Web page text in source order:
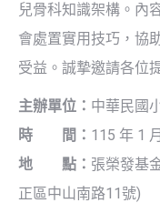
兒骨科知識架構。內
會處置實用技巧，協
受益。誠摯邀請各位
主辦單位： 中華民國
時 間： 115 年 1
地 點： 張榮發基
正區中山南路11號)